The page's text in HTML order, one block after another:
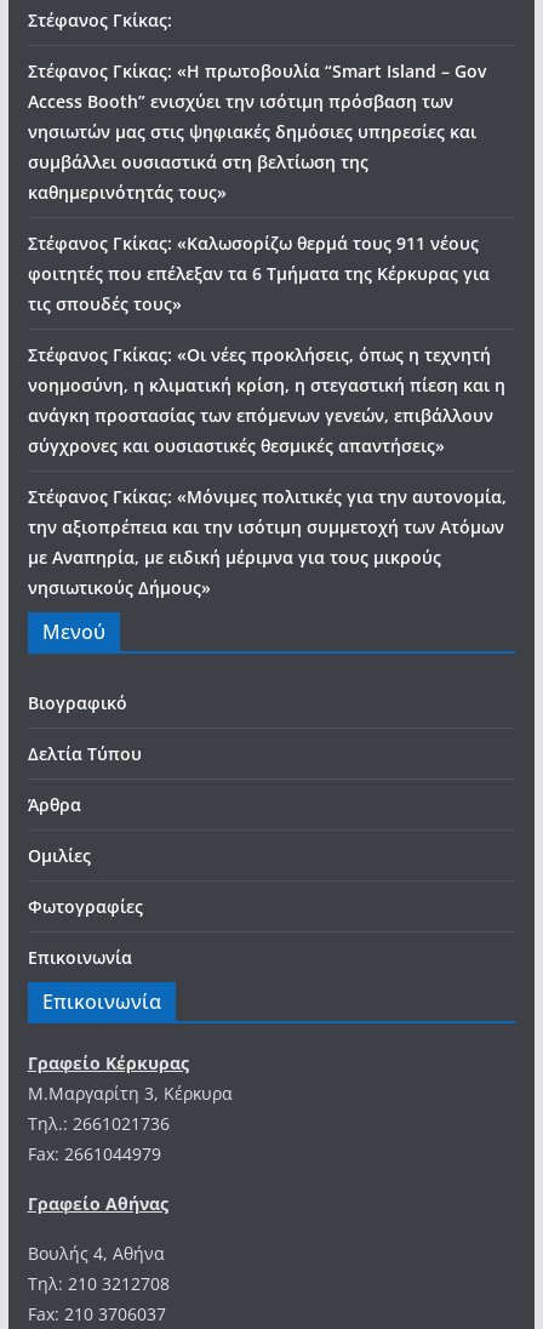
Στέφανος Γκίκας:
Στέφανος Γκίκας: «Η πρωτοβουλία “Smart Island – Gov
Access Booth” ενισχύει την ισότιμη πρόσβαση των
νησιωτών μας στις ψηφιακές δημόσιες υπηρεσίες και
συμβάλλει ουσιαστικά στη βελτίωση της
καθημερινότητάς τους»
Στέφανος Γκίκας: «Καλωσορίζω θερμά τους 911 νέους
φοιτητές που επέλεξαν τα 6 Τμήματα της Κέρκυρας για
τις σπουδές τους»
Στέφανος Γκίκας: «Οι νέες προκλήσεις, όπως η τεχνητή
νοημοσύνη, η κλιματική κρίση, η στεγαστική πίεση και η
ανάγκη προστασίας των επόμενων γενεών, επιβάλλουν
σύγχρονες και ουσιαστικές θεσμικές απαντήσεις»
Στέφανος Γκίκας: «Μόνιμες πολιτικές για την αυτονομία,
την αξιοπρέπεια και την ισότιμη συμμετοχή των Ατόμων
με Αναπηρία, με ειδική μέριμνα για τους μικρούς
νησιωτικούς Δήμους»
Μενού
Βιογραφικό
Δελτία Τύπου
Άρθρα
Ομιλίες
Φωτογραφίες
Επικοινωνία
Επικοινωνία
Γραφείο Κέρκυρας
Μ.Μαργαρίτη 3, Κέρκυρα
Tηλ.: 2661021736
Fax: 2661044979
Γραφείο Αθήνας
Βουλής 4, Αθήνα
Τηλ: 210 3212708
Fax: 210 3706037